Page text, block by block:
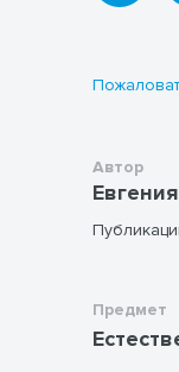
Автор
Евгения
Предмет